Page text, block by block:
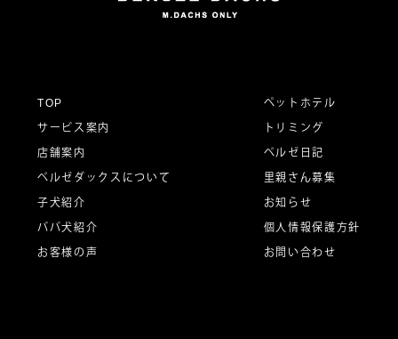
ー
シ
ョ
ン
TOP
サービス案内
店舗案内
ベルゼダックスについて
子犬紹介
パパ犬紹介
お客様の声
ペットホテル
トリミング
ベルゼ日記
里親さん募集
お知らせ
個人情報保護方針
お問い合わせ